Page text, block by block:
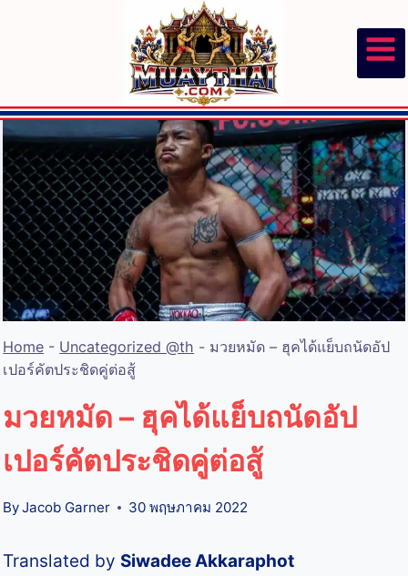
Home - Uncategorized @th - มวยหมัด – ฮุคได้แย็บถนัดอัป
เปอร์คัตประชิดคู่ต่อสู้
มวยหมัด – ฮุคได้แย็บถนัดอัป
เปอร์คัตประชิดคู่ต่อสู้
ByJacob Garner 30 พฤษภาคม 2022
Translated by Siwadee Akkaraphot